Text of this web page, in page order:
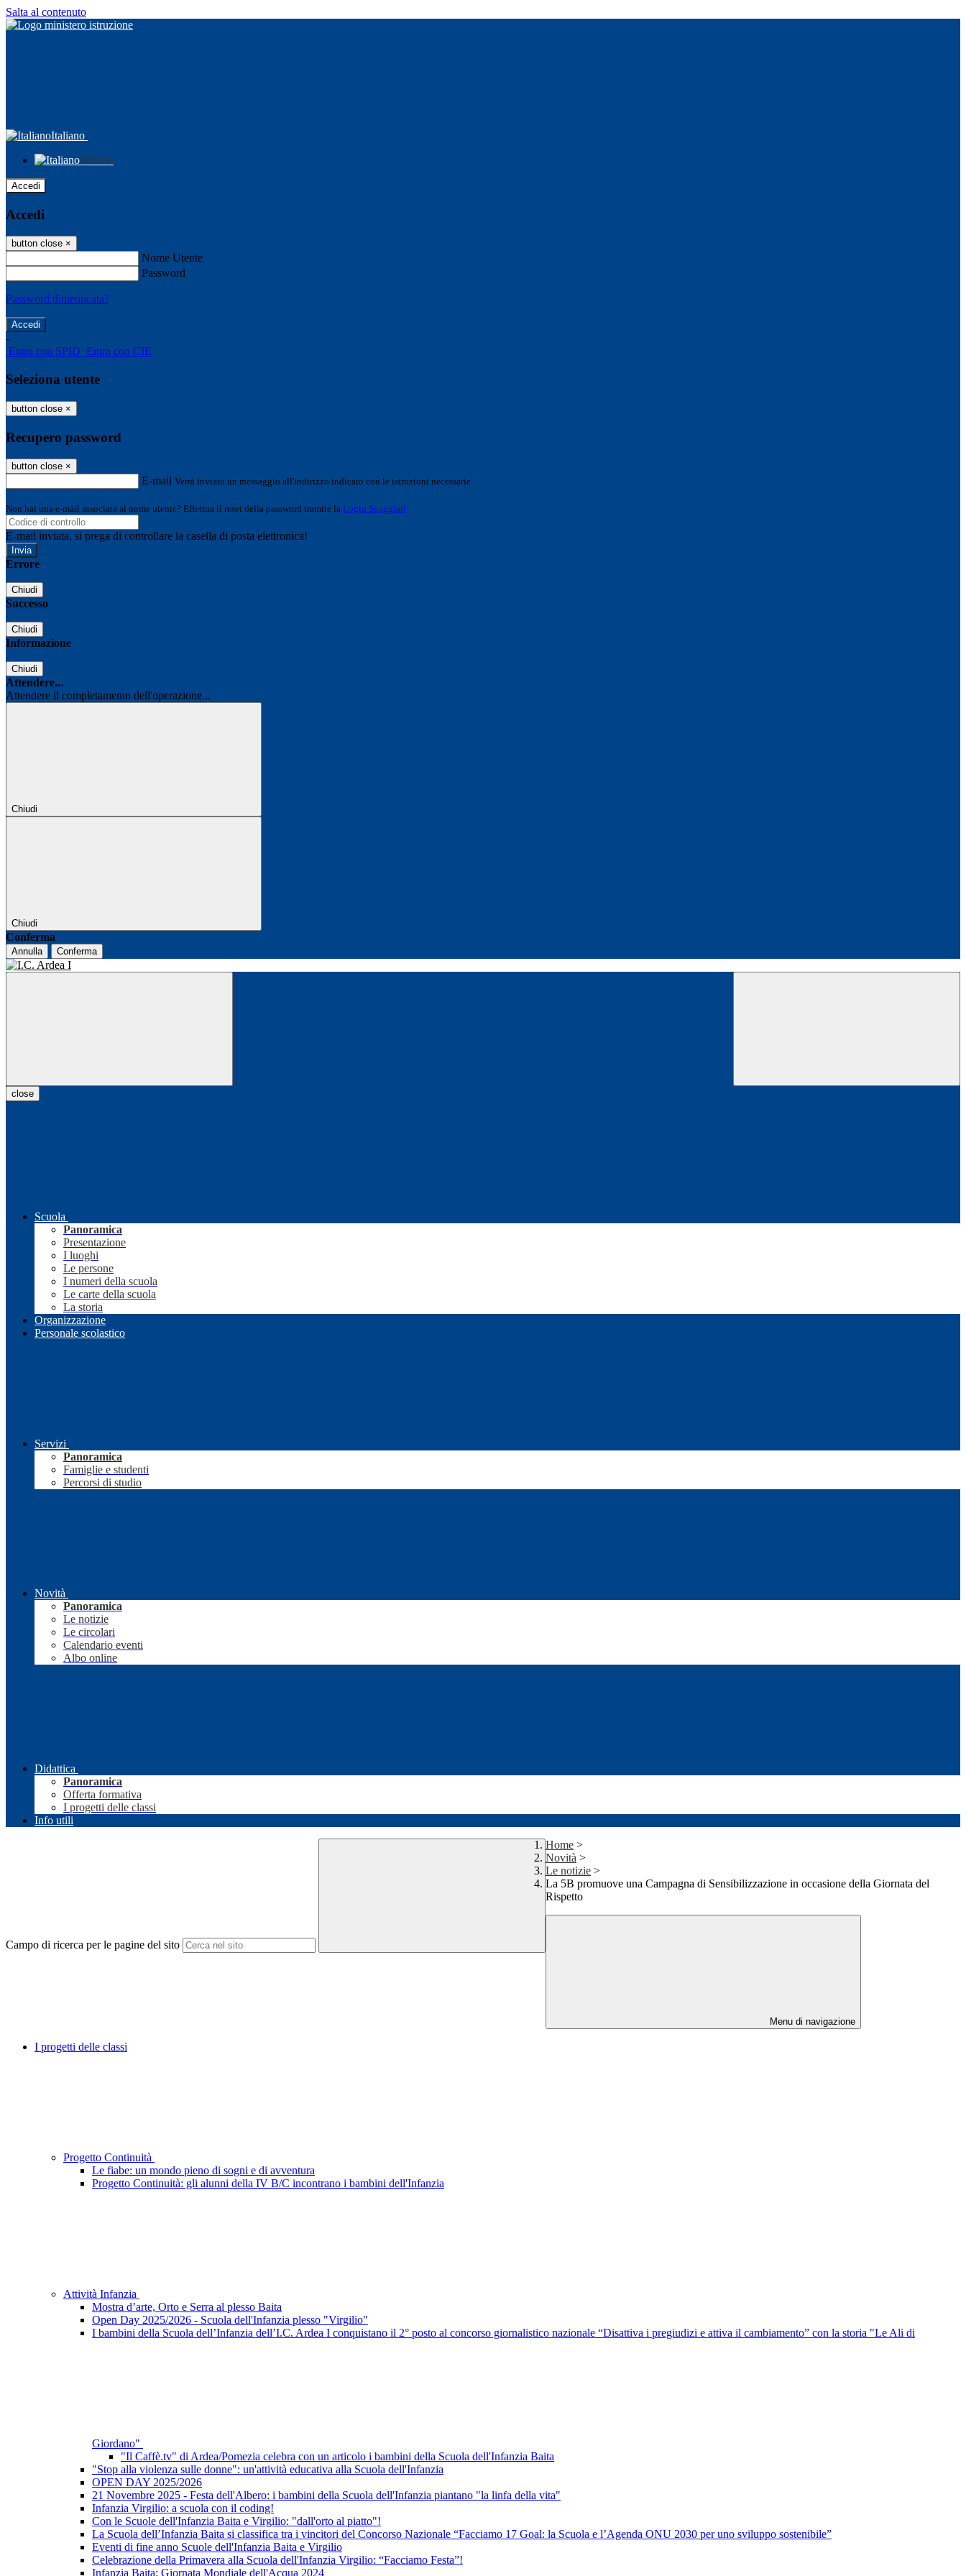
Salta al contenuto
Italiano
Italiano
Accedi
Accedi
button close ×
Nome Utente
Password
Password dimenticata?
-
Entra con SPID Entra con CIE
Seleziona utente
button close ×
Recupero password
button close ×
E-mail Verrà inviato un messaggio all'indirizzo indicato con le istruzioni necessarie.
Non hai una e-mail associata al nome utente? Effettua il reset della password tramite la Login Spaggiari
E-mail inviata, si prega di controllare la casella di posta elettronica!
Errore
Chiudi
Successo
Chiudi
Informazione
Chiudi
Attendere...
Attendere il completamento dell'operazione...
Chiudi
Chiudi
Conferma
Annulla Conferma
close
Scuola
Panoramica
Presentazione
I luoghi
Le persone
I numeri della scuola
Le carte della scuola
La storia
Organizzazione
Personale scolastico
Servizi
Panoramica
Famiglie e studenti
Percorsi di studio
Novità
Panoramica
Le notizie
Le circolari
Calendario eventi
Albo online
Didattica
Panoramica
Offerta formativa
I progetti delle classi
Info utili
Campo di ricerca per le pagine del sito
Home >
Novità >
Le notizie >
La 5B promuove una Campagna di Sensibilizzazione in occasione della Giornata del
Rispetto
Menu di navigazione
I progetti delle classi
Progetto Continuità
Le fiabe: un mondo pieno di sogni e di avventura
Progetto Continuità: gli alunni della IV B/C incontrano i bambini dell'Infanzia
Attività Infanzia
Mostra d’arte, Orto e Serra al plesso Baita
Open Day 2025/2026 - Scuola dell'Infanzia plesso "Virgilio"
I bambini della Scuola dell’Infanzia dell’I.C. Ardea I conquistano il 2° posto al concorso giornalistico nazionale “Disattiva i pregiudizi e attiva il cambiamento” con la storia "Le Ali di
Giordano"
"Il Caffè.tv" di Ardea/Pomezia celebra con un articolo i bambini della Scuola dell'Infanzia Baita
"Stop alla violenza sulle donne": un'attività educativa alla Scuola dell'Infanzia
OPEN DAY 2025/2026
21 Novembre 2025 - Festa dell'Albero: i bambini della Scuola dell'Infanzia piantano "la linfa della vita"
Infanzia Virgilio: a scuola con il coding!
Con le Scuole dell'Infanzia Baita e Virgilio: "dall'orto al piatto"!
La Scuola dell’Infanzia Baita si classifica tra i vincitori del Concorso Nazionale “Facciamo 17 Goal: la Scuola e l’Agenda ONU 2030 per uno sviluppo sostenibile”
Eventi di fine anno Scuole dell'Infanzia Baita e Virgilio
Celebrazione della Primavera alla Scuola dell'Infanzia Virgilio: “Facciamo Festa”!
Infanzia Baita: Giornata Mondiale dell'Acqua 2024